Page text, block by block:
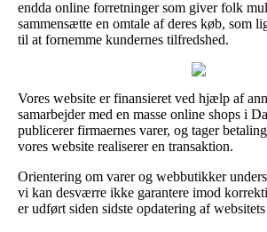
endda online forretninger som giver folk
sammensætte en omtale af deres køb, som
til at fornemme kundernes tilfredshed.
Vores website er finansieret ved hjælp af
samarbejder med en masse online shops i
publicerer firmaernes varer, og tager
vores website realiserer en transaktion.
Orientering om varer og webbutikker
vi kan desværre ikke garantere imod
er udført siden sidste opdatering af websitets